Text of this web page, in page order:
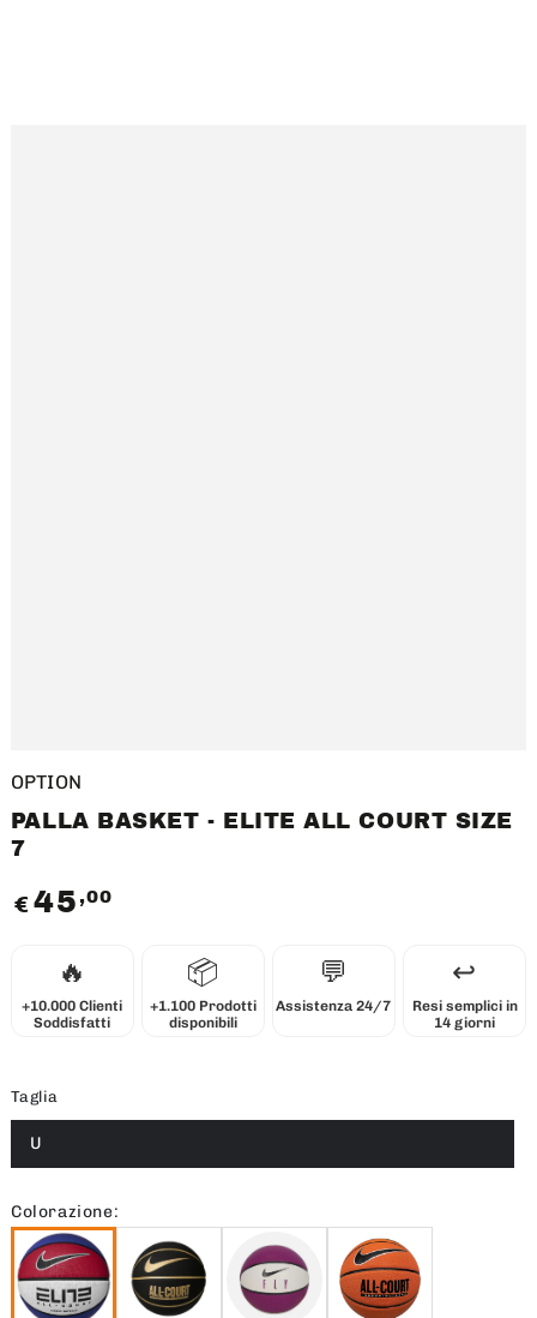
OPTION
PALLA BASKET - ELITE ALL COURT SIZE
7
Prezzo
€ 45 ,00
🔥
+10.000 Clienti
Soddisfatti
📦
+1.100 Prodotti
disponibili
💬
Assistenza 24/7
↩️
Resi semplici in
14 giorni
Taglia
U
Colorazione: